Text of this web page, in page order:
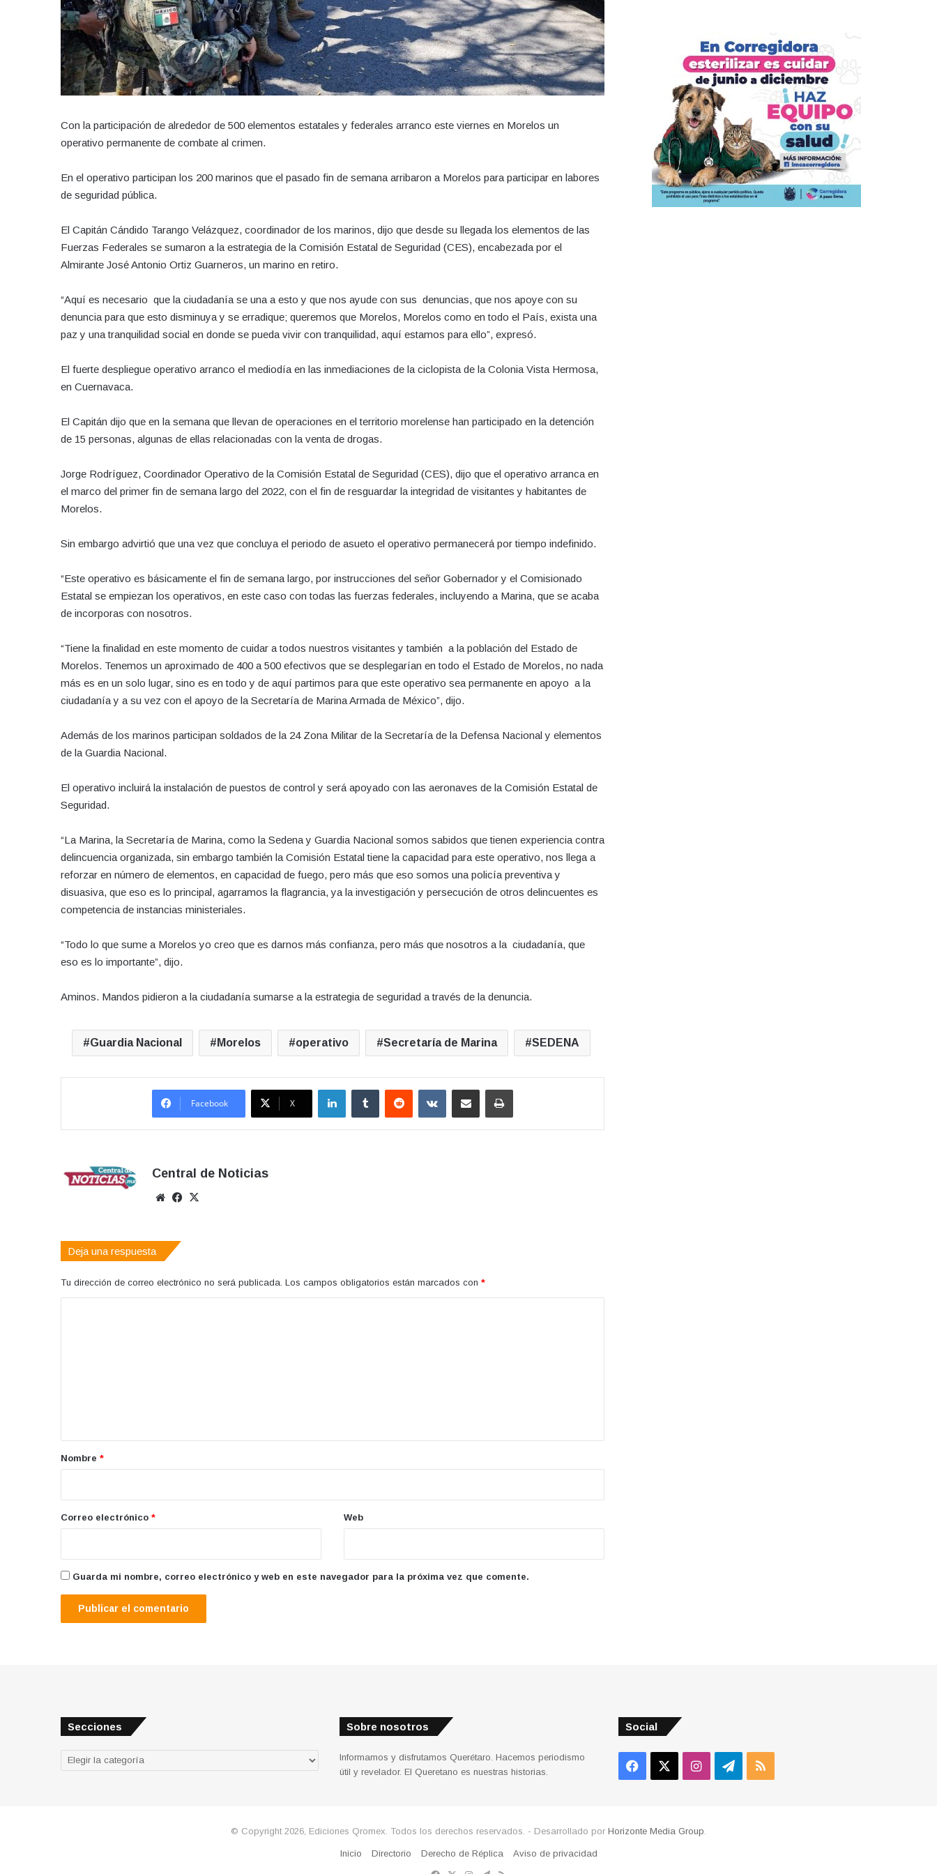
Con la participación de alrededor de 500 elementos estatales y federales arranco este viernes en Morelos un
operativo permanente de combate al crimen.
En el operativo participan los 200 marinos que el pasado fin de semana arribaron a Morelos para participar en labores
de seguridad pública.
El Capitán Cándido Tarango Velázquez, coordinador de los marinos, dijo que desde su llegada los elementos de las
Fuerzas Federales se sumaron a la estrategia de la Comisión Estatal de Seguridad (CES), encabezada por el
Almirante José Antonio Ortiz Guarneros, un marino en retiro.
“Aquí es necesario que la ciudadanía se una a esto y que nos ayude con sus denuncias, que nos apoye con su
denuncia para que esto disminuya y se erradique; queremos que Morelos, Morelos como en todo el País, exista una
paz y una tranquilidad social en donde se pueda vivir con tranquilidad, aquí estamos para ello”, expresó.
El fuerte despliegue operativo arranco el mediodía en las inmediaciones de la ciclopista de la Colonia Vista Hermosa,
en Cuernavaca.
El Capitán dijo que en la semana que llevan de operaciones en el territorio morelense han participado en la detención
de 15 personas, algunas de ellas relacionadas con la venta de drogas.
Jorge Rodríguez, Coordinador Operativo de la Comisión Estatal de Seguridad (CES), dijo que el operativo arranca en
el marco del primer fin de semana largo del 2022, con el fin de resguardar la integridad de visitantes y habitantes de
Morelos.
Sin embargo advirtió que una vez que concluya el periodo de asueto el operativo permanecerá por tiempo indefinido.
“Este operativo es básicamente el fin de semana largo, por instrucciones del señor Gobernador y el Comisionado
Estatal se empiezan los operativos, en este caso con todas las fuerzas federales, incluyendo a Marina, que se acaba
de incorporas con nosotros.
“Tiene la finalidad en este momento de cuidar a todos nuestros visitantes y también a la población del Estado de
Morelos. Tenemos un aproximado de 400 a 500 efectivos que se desplegarían en todo el Estado de Morelos, no nada
más es en un solo lugar, sino es en todo y de aquí partimos para que este operativo sea permanente en apoyo a la
ciudadanía y a su vez con el apoyo de la Secretaría de Marina Armada de México”, dijo.
Además de los marinos participan soldados de la 24 Zona Militar de la Secretaría de la Defensa Nacional y elementos
de la Guardia Nacional.
El operativo incluirá la instalación de puestos de control y será apoyado con las aeronaves de la Comisión Estatal de
Seguridad.
“La Marina, la Secretaría de Marina, como la Sedena y Guardia Nacional somos sabidos que tienen experiencia contra
delincuencia organizada, sin embargo también la Comisión Estatal tiene la capacidad para este operativo, nos llega a
reforzar en número de elementos, en capacidad de fuego, pero más que eso somos una policía preventiva y
disuasiva, que eso es lo principal, agarramos la flagrancia, ya la investigación y persecución de otros delincuentes es
competencia de instancias ministeriales.
“Todo lo que sume a Morelos yo creo que es darnos más confianza, pero más que nosotros a la ciudadanía, que
eso es lo importante”, dijo.
Aminos. Mandos pidieron a la ciudadanía sumarse a la estrategia de seguridad a través de la denuncia.
Guardia Nacional Morelos operativo Secretaría de Marina SEDENA
Facebook X
LinkedInTumblr Reddit VKontakteCompartir por correo electrónicoImprimir
Central de Noticias
Sitio
Facebook
Deja una respuesta
Tu dirección de correo electrónico no será publicada. Los campos obligatorios están marcados con *
r
*
Nombre *
Correo electrónico * Web
Guarda mi nombre, correo electrónico y web en este navegador para la próxima vez que comente.
Secciones
Secciones
Sobre nosotros
Informamos y disfrutamos Querétaro. Hacemos periodismo
útil y revelador. El Queretano es nuestras historias.
Social
Facebook InstagramTelegram
RSS
© Copyright 2026, Ediciones Qromex. Todos los derechos reservados. - Desarrollado por Horizonte Media Group
Inicio Directorio Derecho de Réplica
Aviso de privacidad